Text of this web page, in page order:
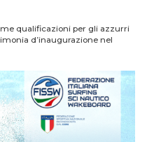
qualificazioni per gli azzurri
d’inaugurazione nel